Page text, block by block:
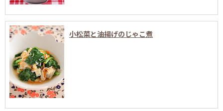
小松菜と油揚げのじゃこ煮